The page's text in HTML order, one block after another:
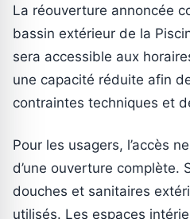
La réouverture annoncée
bassin extérieur de la
sera accessible aux
une capacité réduite afin
contraintes techniques et
Pour les usagers, l’accès
d’une ouverture complète.
douches et sanitaires
utilisés. Les espaces